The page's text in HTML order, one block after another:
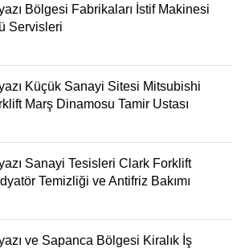
Bölgesi Fabrikaları İstif Makinesi
Servisleri
Küçük Sanayi Sitesi Mitsubishi
Marş Dinamosu Tamir Ustası
Sanayi Tesisleri Clark Forklift
Temizliği ve Antifriz Bakımı
ve Sapanca Bölgesi Kiralık İş